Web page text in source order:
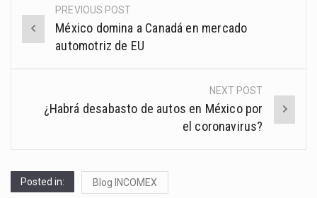
Post
navigation
PREVIOUS POST
México domina a Canadá en mercado
automotriz de EU
NEXT POST
¿Habrá desabasto de autos en México por
el coronavirus?
Posted in: Blog INCOMEX